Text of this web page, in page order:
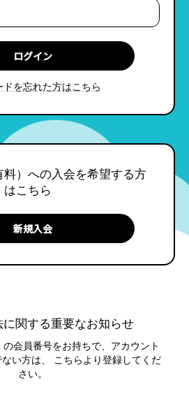
ドを忘れた方はこちら
）への入会を希望する方
はこちら
に関する重要なお知らせ
会員番号をお持ちで、アカウント
い方は、 こちらより登録してくだ
さい。